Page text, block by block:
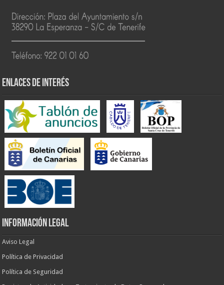
ENLACES DE INTERÉS
INFORMACIÓN LEGAL
Aviso Legal
Política de Privacidad
Política de Seguridad